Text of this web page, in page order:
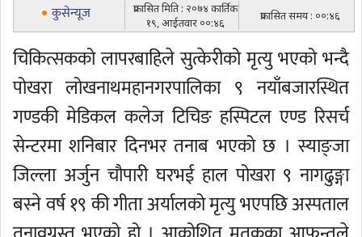
कुसेन्यूज
प्रकासित मिति : २०७४ कार्तिक
१९, आईतवार ००:४६
प्रकासित समय : ००:४६
चिकित्सकको लापरबाहिले सुत्केरीको मृत्यु भएको भन्दै
पोखरा लोखनाथमहानगरपालिका ९ नयाँबजारस्थित
गण्डकी मेडिकल कलेज टिचिङ हस्पिटल एण्ड रिसर्च
सेन्टरमा शनिबार दिनभर तनाब भएको छ । स्याङ्जा
जिल्ला अर्जुन चौपारी घरभई हाल पोखरा ९ नागढुङ्गा
बस्ने वर्ष १९ की गीता अर्यालको मृत्यु भएपछि अस्पताल